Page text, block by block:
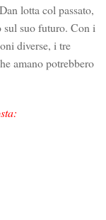
lotta col passato,
sul suo futuro. Con i
diverse, i tre
amano potrebbero